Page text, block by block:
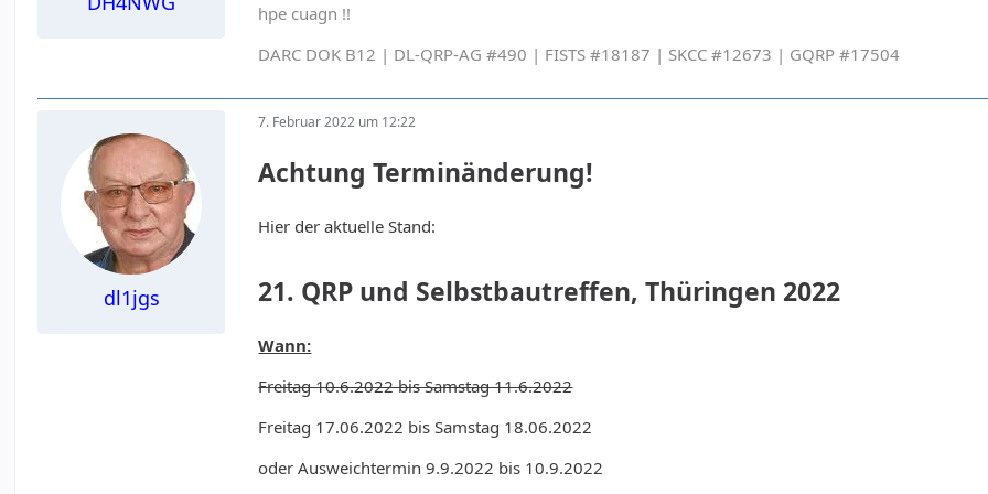
hpe cuagn !!
DARC DOK B12 | DL-QRP-AG #490 | FISTS #18187 | SKCC #12673 | GQRP #17504
dl1jgs
7. Februar 2022 um 12:22
Achtung Terminänderung!
Hier der aktuelle Stand:
21. QRP und Selbstbautreffen, Thüringen 2022
Wann:
Freitag 10.6.2022 bis Samstag 11.6.2022
Freitag 17.06.2022 bis Samstag 18.06.2022
oder Ausweichtermin 9.9.2022 bis 10.9.2022